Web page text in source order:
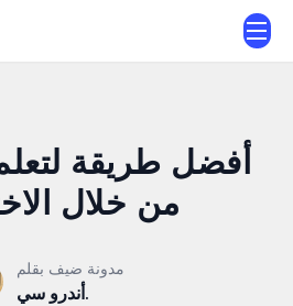
أفضل طريقة
من خلال
مدونة ضيف بقلم
أندرو سي.